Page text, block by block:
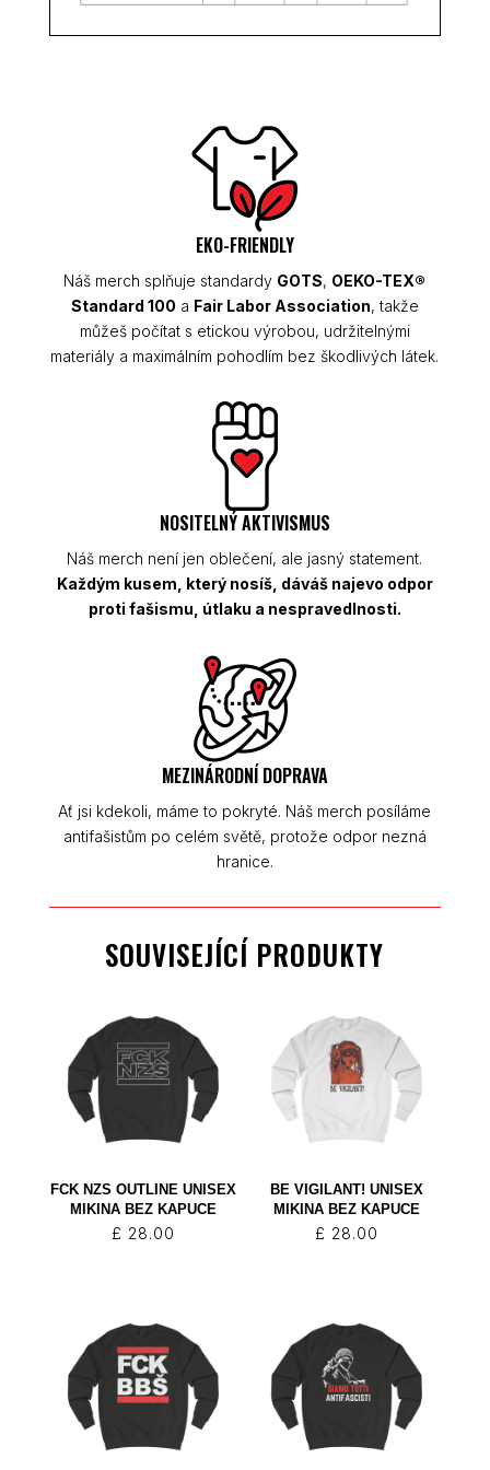
EKO-FRIENDLY
Náš merch splňuje standardy GOTS, OEKO-TEX®
Standard 100 a Fair Labor Association, takže
můžeš počítat s etickou výrobou, udržitelnými
materiály a maximálním pohodlím bez škodlivých látek.
NOSITELNÝ AKTIVISMUS
Náš merch není jen oblečení, ale jasný statement.
Každým kusem, který nosíš, dáváš najevo odpor
proti fašismu, útlaku a nespravedlnosti.
MEZINÁRODNÍ DOPRAVA
Ať jsi kdekoli, máme to pokryté. Náš merch posíláme
antifašistům po celém světě, protože odpor nezná
hranice.
SOUVISEJÍCÍ PRODUKTY
FCK NZS OUTLINE UNISEX
MIKINA BEZ KAPUCE
£ 28.00
BE VIGILANT! UNISEX
MIKINA BEZ KAPUCE
£ 28.00